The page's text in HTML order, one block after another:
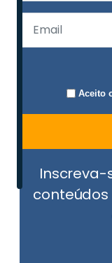
Aceito
Inscreva-